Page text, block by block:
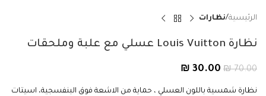
الرئيسية نظارات
نظارة Louis Vuitton عسلي مع علبة وملحقات
₪70.00
₪ 30.00
نظارة شمسية باللون العسلي ، حماية من الاشعة فوق البنفسجية، اسيتات